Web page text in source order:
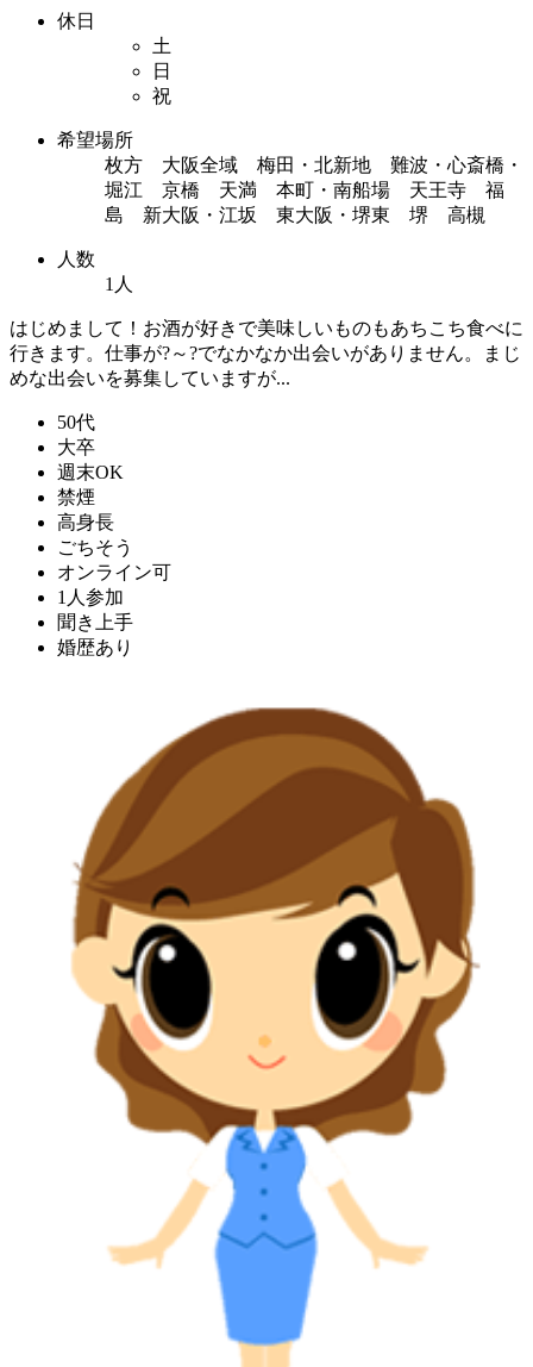
休日
土
日
祝
希望場所
枚方 大阪全域 梅田・北新地 難波・心斎橋・
堀江 京橋 天満 本町・南船場 天王寺 福
島 新大阪・江坂 東大阪・堺東 堺 高槻
人数
1人
はじめまして！お酒が好きで美味しいものもあちこち食べに
行きます。仕事が?～?でなかなか出会いがありません。まじ
めな出会いを募集していますが...
50代
大卒
週末OK
禁煙
高身長
ごちそう
オンライン可
1人参加
聞き上手
婚歴あり